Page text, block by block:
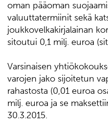
oman pääoman
valuuttatermiinit sekä
joukkovelkakirjalainan
sitoutui 0,1 milj. euroa
Varsinaisen
varojen jako sijoitetun
rahastosta (0,01 euroa
milj. euroa ja se
30.3.2015.